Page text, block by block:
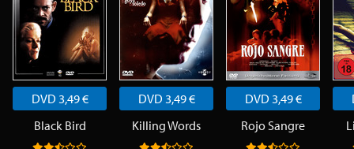
DVD 3,49 €
Black Bird
DVD 3,49 €
Killing Words
DVD 3,49 €
Rojo Sangre